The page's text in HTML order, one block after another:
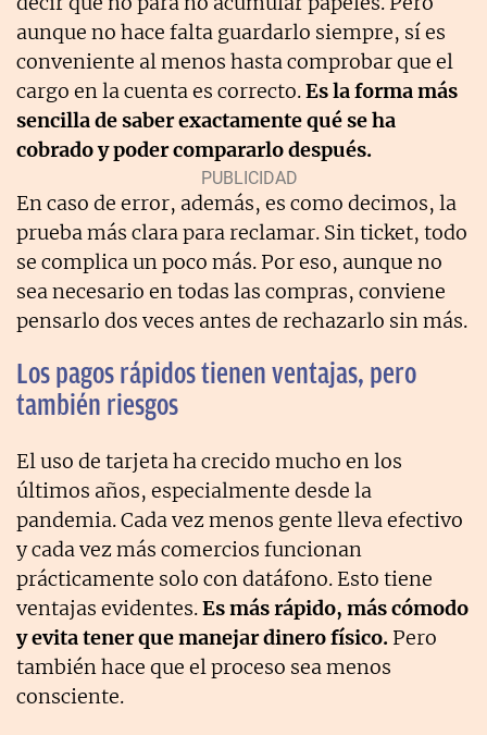
aunque no hace falta guardarlo siempre, sí es
conveniente al menos hasta comprobar que el
cargo en la cuenta es correcto.Es la forma más
sencilla de saber exactamente qué se ha
cobrado y poder compararlo después.
En caso de error, además, es como decimos, la
prueba más clara para reclamar. Sin ticket, todo
se complica un poco más. Por eso, aunque no
sea necesario en todas las compras, conviene
pensarlo dos veces antes de rechazarlo sin más.
Los pagos rápidos tienen ventajas, pero
también riesgos
El uso de tarjeta ha crecido mucho en los
últimos años, especialmente desde la
pandemia. Cada vez menos gente lleva efectivo
y cada vez más comercios funcionan
prácticamente solo con datáfono. Esto tiene
ventajas evidentes.Es más rápido, más cómodo
y evita tener que manejar dinero físico. Pero
también hace que el proceso sea menos
consciente.